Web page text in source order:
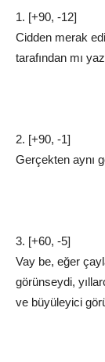
1. [+90, -12]
Cidden merak
tarafından mı
2. [+90, -1]
Gerçekten aynı
3. [+60, -5]
Vay be, eğer
görünseydi,
ve büyüleyici